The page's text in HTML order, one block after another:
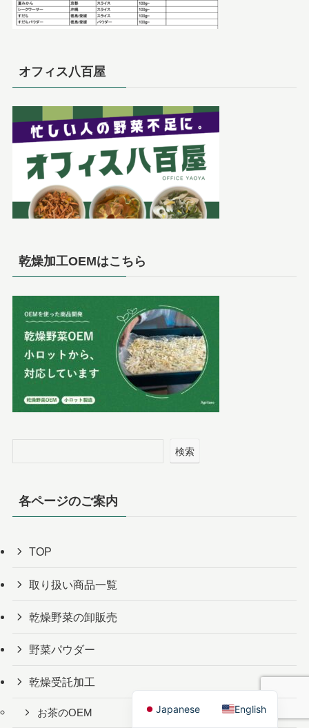
オフィス八百屋
乾燥加工OEMはこちら
検索
各ページのご案内
TOP
取り扱い商品一覧
乾燥野菜の卸販売
野菜パウダー
乾燥受託加工
お茶のOEM Japanese English